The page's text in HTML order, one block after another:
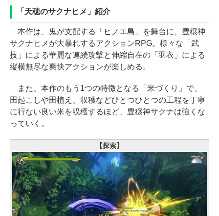
「天穂のサクナヒメ」紹介
本作は、鬼が支配する「ヒノエ島」を舞台に、豊穣神
サクナヒメが大暴れするアクションRPG。様々な「武
技」による華麗な連続攻撃と伸縮自在の「羽衣」による
縦横無尽な爽快アクションが楽しめる。
また、本作のもう1つの特徴となる「米づくり」で、
田起こしや田植え、収穫などひとつひとつの工程を丁寧
に行ない良い米を収穫するほど、豊穣神サクナは強くな
っていく。
【探索】